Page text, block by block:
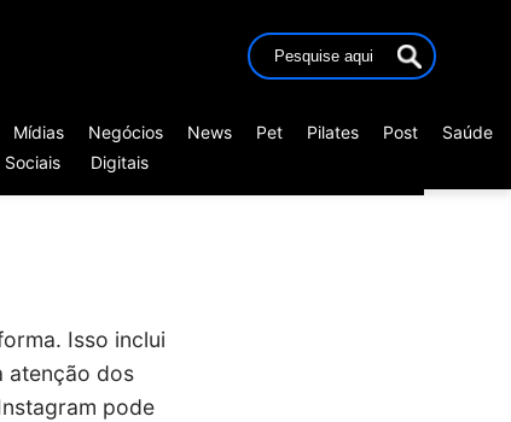
Mídias
Sociais
Negócios
Digitais
News Pet Pilates Post Saúde
Isso inclui
atenção dos
pode